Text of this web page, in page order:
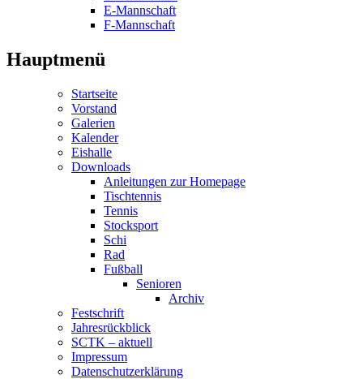
E-Mannschaft
F-Mannschaft
Hauptmenü
Startseite
Vorstand
Galerien
Kalender
Eishalle
Downloads
Anleitungen zur Homepage
Tischtennis
Tennis
Stocksport
Schi
Rad
Fußball
Senioren
Archiv
Festschrift
Jahresrückblick
SCTK – aktuell
Impressum
Datenschutzerklärung